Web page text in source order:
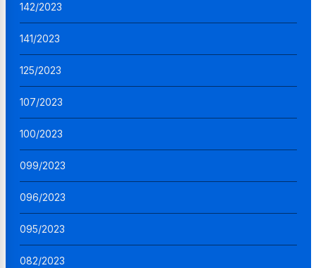
142/2023
141/2023
125/2023
107/2023
100/2023
099/2023
096/2023
095/2023
082/2023